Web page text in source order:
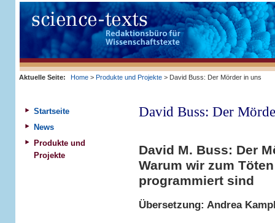
Aktuelle Seite: Home> Produkte und Projekte> David Buss: Der Mörder in uns
David Buss: Der
David M. Buss: Der
Warum wir zum Töten
programmiert sind
Übersetzung: Andrea
Startseite
News
Produkte und
Projekte